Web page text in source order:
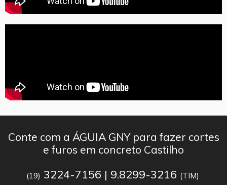
Conte com a ÁGUIA GNY para fazer cortes
e furos em concreto Castilho
(19) 3224-7156 | 9.8299-3216 (TIM)